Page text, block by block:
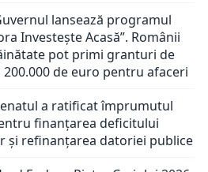
lansează programul
Investește Acasă”. Românii
pot primi granturi de
200.000 de euro pentru afaceri
a ratificat împrumutul
finanțarea deficitului
și refinanțarea datoriei publice